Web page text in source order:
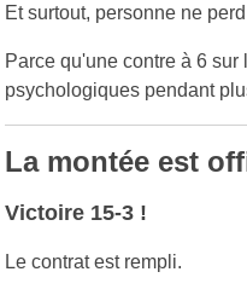
Et surtout, personne ne
Parce qu'une contre à 6
psychologiques pendant
La montée est
Victoire 15-3 !
Le contrat est rempli.